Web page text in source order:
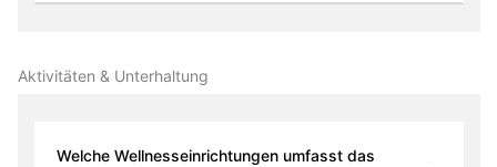
Aktivitäten & Unterhaltung
Welche Wellnesseinrichtungen umfasst das